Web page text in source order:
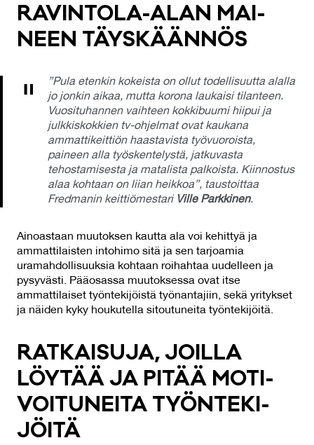
RA­VIN­TO­LA-ALAN MAI­
NEEN TÄYS­KÄÄN­NÖS
”Pula etenkin kokeista on ollut todellisuutta alalla
jo jonkin aikaa, mutta korona laukaisi tilanteen.
Vuosituhannen vaihteen kokkibuumi hiipui ja
julkkiskokkien tv-ohjelmat ovat kaukana
ammattikeittiön haastavista työvuoroista,
paineen alla työskentelystä, jatkuvasta
tehostamisesta ja matalista palkoista. Kiinnostus
alaa kohtaan on liian heikkoa”, taustoittaa
Fredmanin keittiömestari Ville Parkkinen.
Ainoastaan muutoksen kautta ala voi kehittyä ja
ammattilaisten intohimo sitä ja sen tarjoamia
uramahdollisuuksia kohtaan roihahtaa uudelleen ja
pysyvästi. Pääosassa muutoksessa ovat itse
ammattilaiset työntekijöistä työnantajiin, sekä yritykset
ja näiden kyky houkutella sitoutuneita työntekijöitä.
RAT­KAI­SU­JA, JOIL­LA
LÖY­TÄÄ JA PI­TÄÄ MO­TI­
VOI­TU­NEI­TA TYÖN­TE­KI­
JÖI­TÄ